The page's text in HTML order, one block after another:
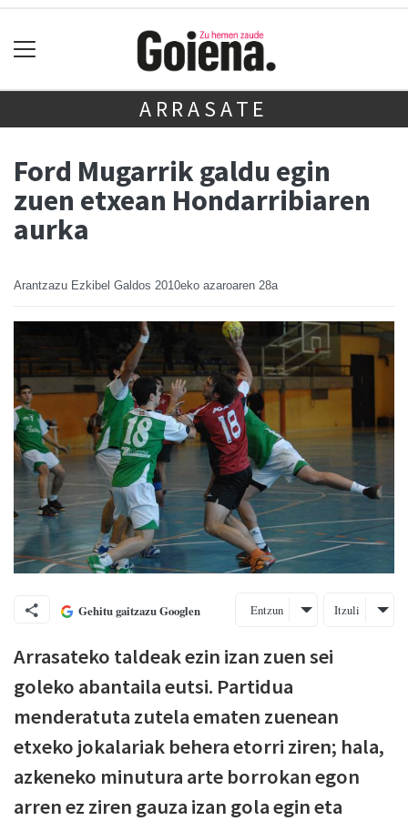
ARRASATE
Ford Mugarrik galdu egin
zuen etxean Hondarribiaren
aurka
Arantzazu Ezkibel Galdos 2010eko azaroaren 28a
Gehitu gaitzazu Googlen Entzun Itzuli
Arrasateko taldeak ezin izan zuen sei
goleko abantaila eutsi. Partidua
menderatuta zutela ematen zuenean
etxeko jokalariak behera etorri ziren; hala,
azkeneko minutura arte borrokan egon
arren ez ziren gauza izan gola egin eta